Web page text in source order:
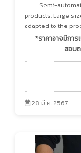
Semi-
products. Large
adapted to the
*ราคาอาจมีกา
สอบ
28 มี.ค. 2567